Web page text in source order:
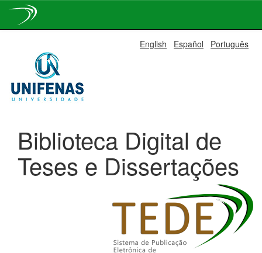
navigation
English Español Português
Biblioteca Digital de
Teses e Dissertações